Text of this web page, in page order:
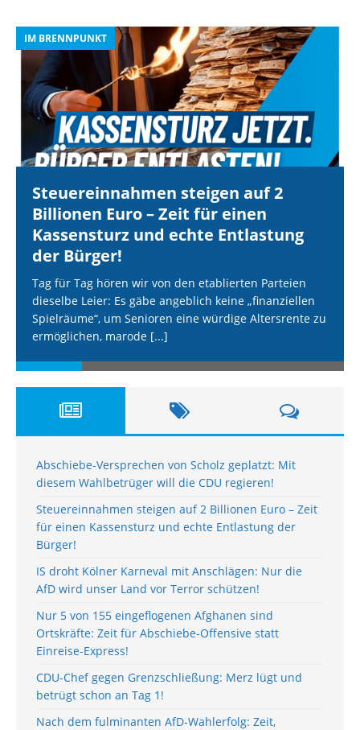
IM BRENNPUNKT
Steuereinnahmen steigen auf 2
Billionen Euro – Zeit für einen
Kassensturz und echte Entlastung
der Bürger!
Tag für Tag hören wir von den etablierten Parteien
dieselbe Leier: Es gäbe angeblich keine „finanziellen
Spielräume“, um Senioren eine würdige Altersrente zu
ermöglichen, marode [...]
Abschiebe-Versprechen von Scholz geplatzt: Mit
diesem Wahlbetrüger will die CDU regieren!
Steuereinnahmen steigen auf 2 Billionen Euro – Zeit
für einen Kassensturz und echte Entlastung der
Bürger!
IS droht Kölner Karneval mit Anschlägen: Nur die
AfD wird unser Land vor Terror schützen!
Nur 5 von 155 eingeflogenen Afghanen sind
Ortskräfte: Zeit für Abschiebe-Offensive statt
Einreise-Express!
CDU-Chef gegen Grenzschließung: Merz lügt und
betrügt schon an Tag 1!
Nach dem fulminanten AfD-Wahlerfolg: Zeit,